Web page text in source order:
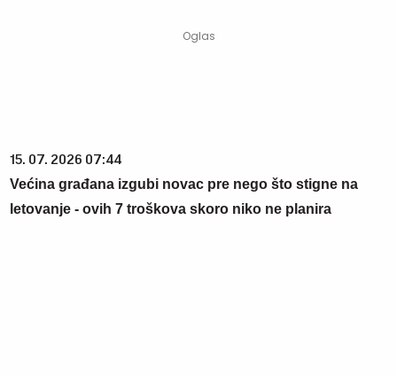
15. 07. 2026 07:44
Većina građana izgubi novac pre nego što stigne na
letovanje - ovih 7 troškova skoro niko ne planira